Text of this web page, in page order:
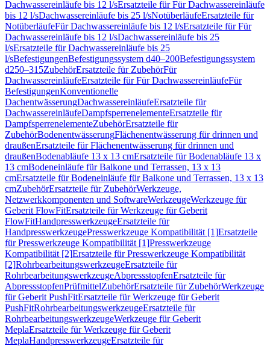
Dachwassereinläufe bis 12 l/sErsatzteile für Für Dachwassereinläufe
bis 12 l/sDachwassereinläufe bis 25 l/sNotüberläufeErsatzteile für
NotüberläufeFür Dachwassereinläufe bis 12 l/sErsatzteile für Für
Dachwassereinläufe bis 12 l/sDachwassereinläufe bis 25
l/sErsatzteile für Dachwassereinläufe bis 25
l/sBefestigungenBefestigungssystem d40–200Befestigungssystem
d250–315ZubehörErsatzteile für ZubehörFür
DachwassereinläufeErsatzteile für Für DachwassereinläufeFür
BefestigungenKonventionelle
DachentwässerungDachwassereinläufeErsatzteile für
DachwassereinläufeDampfsperrenelementeErsatzteile für
DampfsperrenelementeZubehörErsatzteile für
ZubehörBodenentwässerungFlächenentwässerung für drinnen und
draußenErsatzteile für Flächenentwässerung für drinnen und
draußenBodenabläufe 13 x 13 cmErsatzteile für Bodenabläufe 13 x
13 cmBodeneinläufe für Balkone und Terrassen, 13 x 13
cmErsatzteile für Bodeneinläufe für Balkone und Terrassen, 13 x 13
cmZubehörErsatzteile für ZubehörWerkzeuge,
Netzwerkkomponenten und SoftwareWerkzeugeWerkzeuge für
Geberit FlowFitErsatzteile für Werkzeuge für Geberit
FlowFitHandpresswerkzeugeErsatzteile für
HandpresswerkzeugePresswerkzeuge Kompatibilität [1]Ersatzteile
für Presswerkzeuge Kompatibilität [1]Presswerkzeuge
Kompatibilität [2]Ersatzteile für Presswerkzeuge Kompatibilität
[2]RohrbearbeitungswerkzeugeErsatzteile für
RohrbearbeitungswerkzeugeAbpressstopfenErsatzteile für
AbpressstopfenPrüfmittelZubehörErsatzteile für ZubehörWerkzeuge
für Geberit PushFitErsatzteile für Werkzeuge für Geberit
PushFitRohrbearbeitungswerkzeugeErsatzteile für
RohrbearbeitungswerkzeugeWerkzeuge für Geberit
MeplaErsatzteile für Werkzeuge für Geberit
MeplaHandpresswerkzeugeErsatzteile für